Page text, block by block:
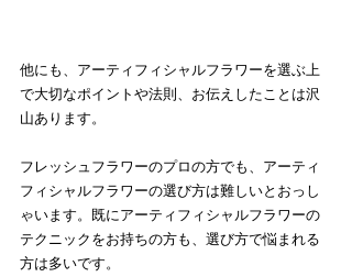
他にも、アーティフィシャルフラワーを選ぶ上
で大切なポイントや法則、お伝えしたことは沢
山あります。
フレッシュフラワーのプロの方でも、アーティ
フィシャルフラワーの選び方は難しいとおっし
ゃいます。既にアーティフィシャルフラワーの
テクニックをお持ちの方も、選び方で悩まれる
方は多いです。